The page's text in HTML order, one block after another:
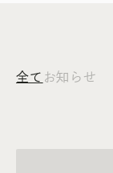
全て お知らせ